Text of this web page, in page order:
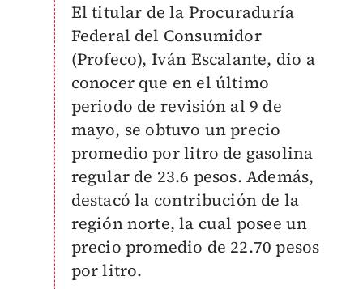
El titular de la Procuraduría
Federal del Consumidor
(Profeco), Iván Escalante, dio a
conocer que en el último
periodo de revisión al 9 de
mayo, se obtuvo un precio
promedio por litro de gasolina
regular de 23.6 pesos. Además,
destacó la contribución de la
región norte, la cual posee un
precio promedio de 22.70 pesos
por litro.